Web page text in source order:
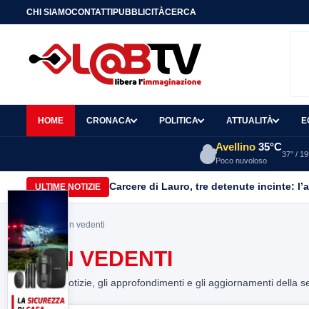
CHI SIAMOCONTATTIPUBBLICITÀCERCA
HOME CRONACA POLITICA ATTUALITÀ
Avellino 35°C
Poco nuvoloso
37° /
ULTIME NOTIZIE Carcere di Lauro, tre detenute incinte:
Home> non vedenti
NON VEDENTI
Tutte le notizie, gli approfondimenti e gli aggiornamenti della